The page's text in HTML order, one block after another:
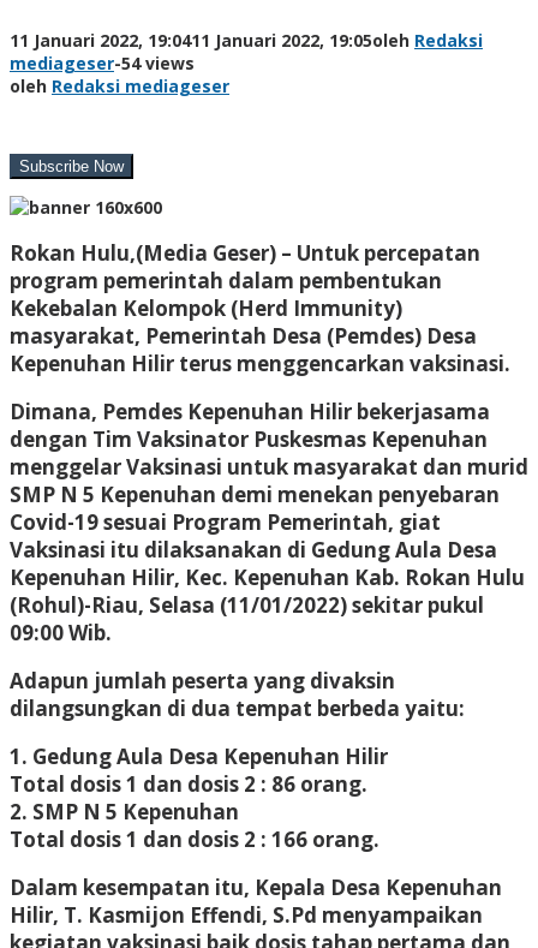
11 Januari 2022, 19:0411 Januari 2022, 19:05oleh Redaksi
mediageser-54 views
oleh Redaksi mediageser
Rokan Hulu,(Media Geser) – Untuk percepatan
program pemerintah dalam pembentukan
Kekebalan Kelompok (Herd Immunity)
masyarakat, Pemerintah Desa (Pemdes) Desa
Kepenuhan Hilir terus menggencarkan vaksinasi.
Dimana, Pemdes Kepenuhan Hilir bekerjasama
dengan Tim Vaksinator Puskesmas Kepenuhan
menggelar Vaksinasi untuk masyarakat dan murid
SMP N 5 Kepenuhan demi menekan penyebaran
Covid-19 sesuai Program Pemerintah, giat
Vaksinasi itu dilaksanakan di Gedung Aula Desa
Kepenuhan Hilir, Kec. Kepenuhan Kab. Rokan Hulu
(Rohul)-Riau, Selasa (11/01/2022) sekitar pukul
09:00 Wib.
Adapun jumlah peserta yang divaksin
dilangsungkan di dua tempat berbeda yaitu:
1. Gedung Aula Desa Kepenuhan Hilir
Total dosis 1 dan dosis 2 : 86 orang.
2. SMP N 5 Kepenuhan
Total dosis 1 dan dosis 2 : 166 orang.
Dalam kesempatan itu, Kepala Desa Kepenuhan
Hilir, T. Kasmijon Effendi, S.Pd menyampaikan
kegiatan vaksinasi baik dosis tahap pertama dan